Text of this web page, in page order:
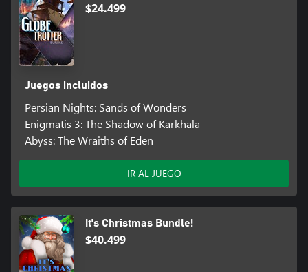
$24.499
Juegos incluidos
Persian Nights: Sands of Wonders
Enigmatis 3: The Shadow of Karkhala
Abyss: The Wraiths of Eden
IR AL JUEGO
It's Christmas Bundle!
$40.499